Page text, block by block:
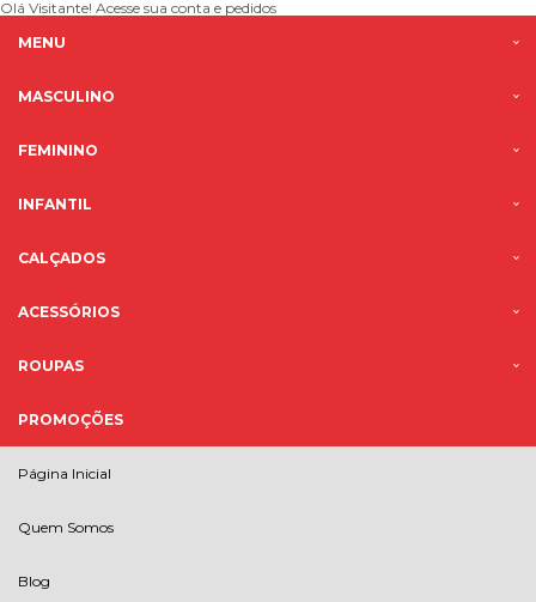
Olá Visitante! Acesse sua conta e pedidos
MENU
MASCULINO
FEMININO
INFANTIL
CALÇADOS
ACESSÓRIOS
ROUPAS
PROMOÇÕES
Página Inicial
Quem Somos
Blog